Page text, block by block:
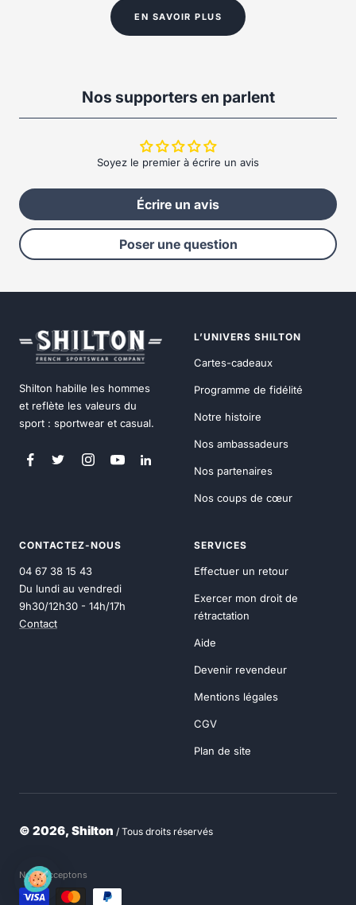
EN SAVOIR PLUS
Nos supporters en parlent
Soyez le premier à écrire un avis
Écrire un avis
Poser une question
Shilton habille les hommes
et reflète les valeurs du
sport : sportwear et casual.
L’UNIVERS SHILTON
Cartes-cadeaux
Programme de fidélité
Notre histoire
Nos ambassadeurs
Nos partenaires
Nos coups de cœur
CONTACTEZ-NOUS
04 67 38 15 43
Du lundi au vendredi
9h30/12h30 - 14h/17h
Contact
SERVICES
Effectuer un retour
Exercer mon droit de
rétractation
Aide
Devenir revendeur
Mentions légales
CGV
Plan de site
© 2026, Shilton / Tous droits réservés
Nous acceptons